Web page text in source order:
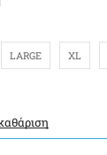
LARGE XL